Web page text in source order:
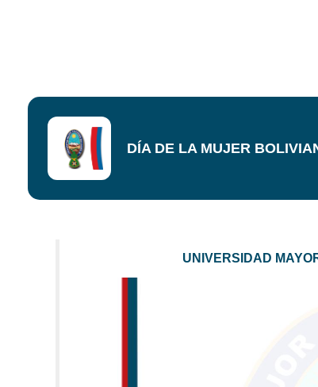
DÍA DE LA MUJER
UNIVERSIDAD